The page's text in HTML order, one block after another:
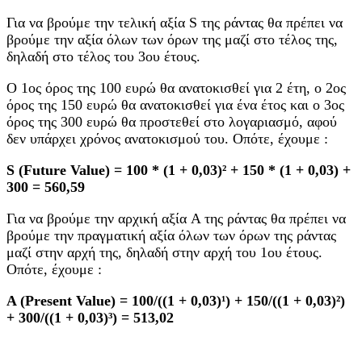
Για να βρούμε την τελική αξία S της ράντας θα πρέπει να
βρούμε την αξία όλων των όρων της μαζί στο τέλος της,
δηλαδή στο τέλος του 3ου έτους.
Ο 1ος όρος της 100 ευρώ θα ανατοκισθεί για 2 έτη, ο 2ος
όρος της 150 ευρώ θα ανατοκισθεί για ένα έτος και ο 3ος
όρος της 300 ευρώ θα προστεθεί στο λογαριασμό, αφού
δεν υπάρχει χρόνος ανατοκισμού του. Οπότε, έχουμε :
S (Future Value) = 100 * (1 + 0,03)² + 150 * (1 + 0,03) +
300 = 560,59
Για να βρούμε την αρχική αξία A της ράντας θα πρέπει να
βρούμε την πραγματική αξία όλων των όρων της ράντας
μαζί στην αρχή της, δηλαδή στην αρχή του 1ου έτους.
Οπότε, έχουμε :
A (Present Value) = 100/((1 + 0,03)¹) + 150/((1 + 0,03)²)
+ 300/((1 + 0,03)³) = 513,02